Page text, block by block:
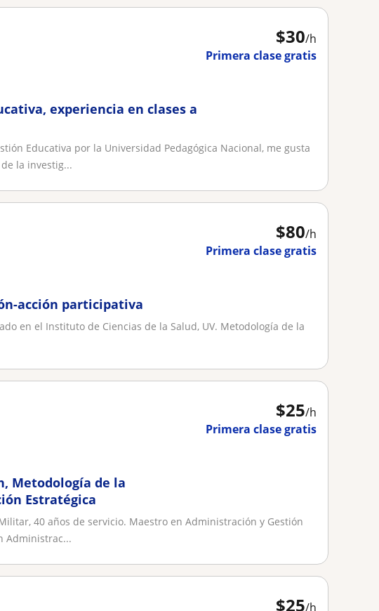
$30/h
Primera clase gratis
experiencia en clases a
Educativa por la Universidad Pedagógica Nacional, me gusta
la investig...
$80/h
Primera clase gratis
acción participativa
en el Instituto de Ciencias de la Salud, UV. Metodología de la
$25/h
Primera clase gratis
Metodología de la
Estratégica
40 años de servicio. Maestro en Administración y Gestión
Administrac...
$25/h